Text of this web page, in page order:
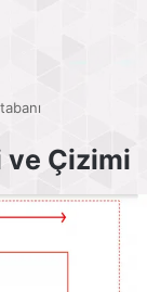
ve Çizimi